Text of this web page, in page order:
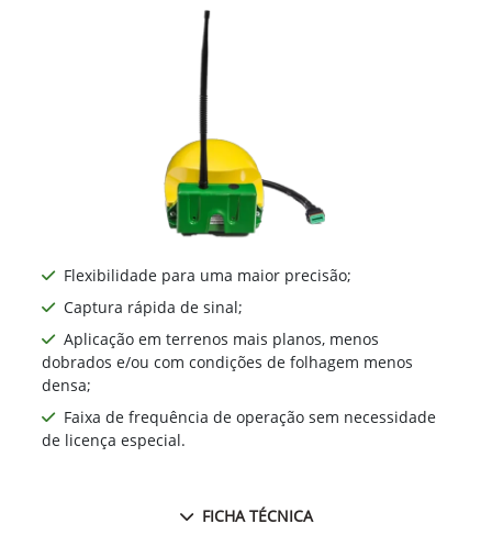
Flexibilidade para uma maior precisão;
Captura rápida de sinal;
Aplicação em terrenos mais planos, menos
dobrados e/ou com condições de folhagem menos
densa;
Faixa de frequência de operação sem necessidade
de licença especial.
FICHA TÉCNICA